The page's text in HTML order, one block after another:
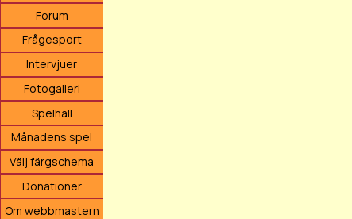
Forum
Frågesport
Intervjuer
Fotogalleri
Spelhall
Månadens spel
Välj färgschema
Donationer
Om webbmastern